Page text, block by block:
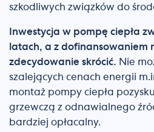
szkodliwych związków do
Inwestycja w pompę ciepła
latach, a z dofinansowaniem
zdecydowanie skrócić. Nie
szalejących cenach energii
montaż pompy ciepła
grzewczą z odnawialnego
bardziej opłacalny.